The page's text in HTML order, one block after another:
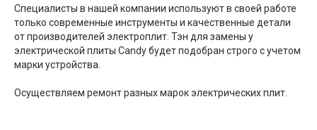
Специалисты в нашей компании используют в своей работе
только современные инструменты и качественные детали
от производителей электроплит. Тэн для замены у
электрической плиты Candy будет подобран строго с учетом
марки устройства.
Осуществляем ремонт разных марок электрических плит.